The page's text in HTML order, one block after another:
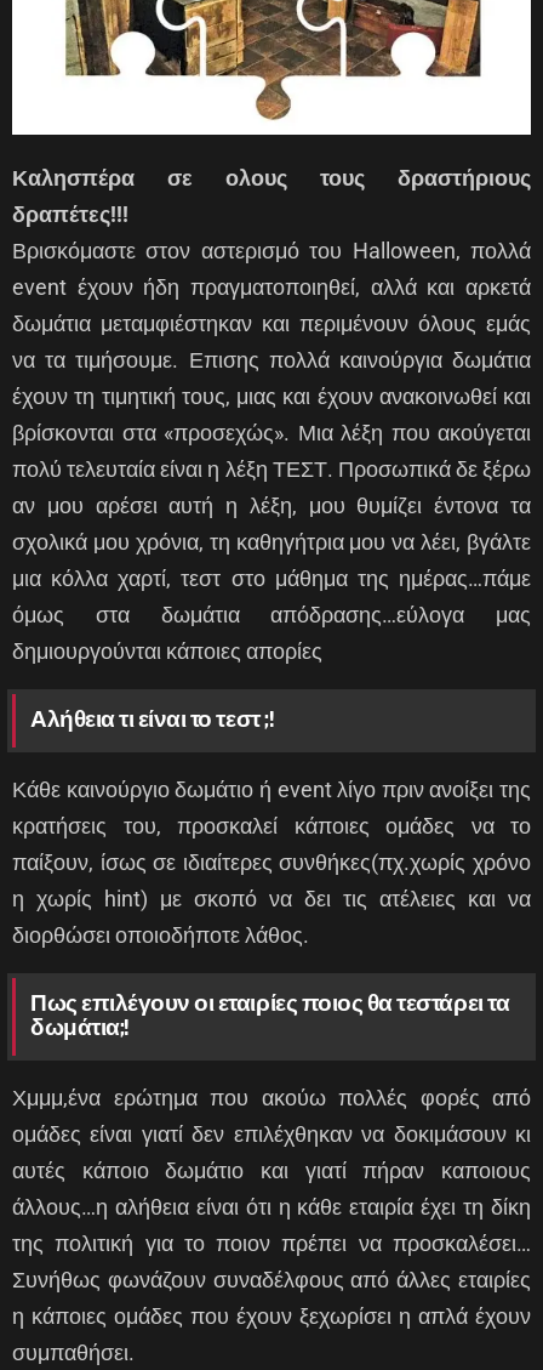
Καλησπέρα σε ολους τους δραστήριους
δραπέτες!!!
Βρισκόμαστε στον αστερισμό του Halloween, πολλά
event έχουν ήδη πραγματοποιηθεί, αλλά και αρκετά
δωμάτια μεταμφιέστηκαν και περιμένουν όλους εμάς
να τα τιμήσουμε. Επισης πολλά καινούργια δωμάτια
έχουν τη τιμητική τους, μιας και έχουν ανακοινωθεί και
βρίσκονται στα «προσεχώς». Μια λέξη που ακούγεται
πολύ τελευταία είναι η λέξη ΤΕΣΤ. Προσωπικά δε ξέρω
αν μου αρέσει αυτή η λέξη, μου θυμίζει έντονα τα
σχολικά μου χρόνια, τη καθηγήτρια μου να λέει, βγάλτε
μια κόλλα χαρτί, τεστ στο μάθημα της ημέρας…πάμε
όμως στα δωμάτια απόδρασης…εύλογα μας
δημιουργούνται κάποιες απορίες
Αλήθεια τι είναι το τεστ ;!
Κάθε καινούργιο δωμάτιο ή event λίγο πριν ανοίξει της
κρατήσεις του, προσκαλεί κάποιες ομάδες να το
παίξουν, ίσως σε ιδιαίτερες συνθήκες(πχ.χωρίς χρόνο
η χωρίς hint) με σκοπό να δει τις ατέλειες και να
διορθώσει οποιοδήποτε λάθος.
Πως επιλέγουν οι εταιρίες ποιος θα τεστάρει τα
δωμάτια;!
Χμμμ,ένα ερώτημα που ακούω πολλές φορές από
ομάδες είναι γιατί δεν επιλέχθηκαν να δοκιμάσουν κι
αυτές κάποιο δωμάτιο και γιατί πήραν καποιους
άλλους…η αλήθεια είναι ότι η κάθε εταιρία έχει τη δίκη
της πολιτική για το ποιον πρέπει να προσκαλέσει…
Συνήθως φωνάζουν συναδέλφους από άλλες εταιρίες
η κάποιες ομάδες που έχουν ξεχωρίσει η απλά έχουν
συμπαθήσει.